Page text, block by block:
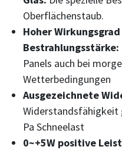
Oberflächenstaub.
Hoher
Bestrahlungsstärke:
Panels auch bei
Wetterbedingungen
Ausgezeichnete
Widerstandsfähigkeit
Pa Schneelast
0~+5W positive